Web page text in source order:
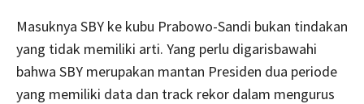
Masuknya SBY ke kubu Prabowo-Sandi bukan tindakan
yang tidak memiliki arti. Yang perlu digarisbawahi
bahwa SBY merupakan mantan Presiden dua periode
yang memiliki data dan track rekor dalam mengurus